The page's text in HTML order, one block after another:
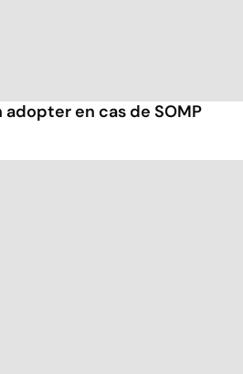
en cas de SOMP